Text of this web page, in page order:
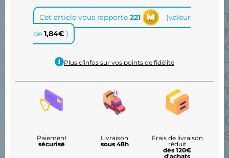
Cet article vous rapporte 221
(valeur
de 1,84€ )
Plus d'infos sur vos points de fidélité
Paiement
sécurisé
Livraison
sous 48h
Frais de livraison
réduit
dès 120€
d'achats